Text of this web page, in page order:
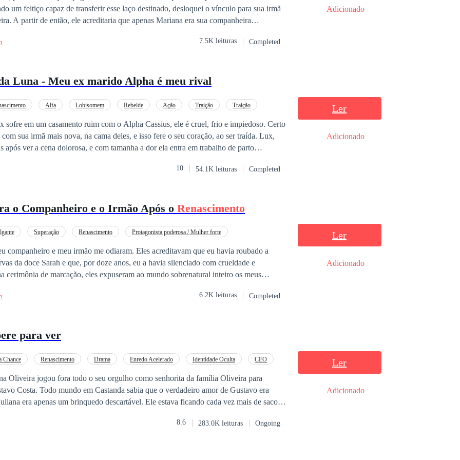
um feitiço capaz de transferir esse laço destinado, desloquei o vínculo para sua irmã
A partir de então, ele acreditaria que apenas Mariana era sua companheira
mãos, o vestido luxuoso que havia sido confeccionado ao longo de meio ano.
para os estudos avançados em Harvard. Na minha vida passada, após vinte anos
— apenas para que, após a morte, pudesse ser enterrado ao lado de Mariana.
serei o meu próprio orgulho e jamais olharei para trás.
7.5K leituras Completed
Adicionado
Luna - Meu ex marido Alpha é meu rival
Alfa Lobisomem Rebelde Ação Traição
Traição
sofre em um casamento ruim com o Alpha Cassius, ele é cruel, frio e impiedoso. Certo
sua irmã mais nova, na cama deles, e isso fere o seu coração, ao ser traída. Lux,
após ver a cena dolorosa, e com tamanha a dor ela entra em trabalho de parto
vida. Ela faz parte de uma matilha inimiga a do seu ex marido, e tem a chance de
a matilha de Zane.
10 54.1K leituras Completed
Ler
Adicionado
o Companheiro e o Irmão Após o Renascimento
Superação Renascimento
Protagonista poderosa / Mulher forte
companheiro e meu irmão me odiaram. Eles acreditavam que eu havia roubado a
da doce Sarah e que, por doze anos, eu a havia silenciado com crueldade e
cerimônia de marcação, eles expuseram ao mundo sobrenatural inteiro os meus
ervas de Sarah! Mas Sarah, entre lágrimas, sorriu docemente: — A fórmula já não
água prateada sobre minha cabeça. No desespero, arrastei Sarah comigo para a
lâmina de prata, enquanto sorria e perguntava: — Já pensou em como vai me pedir
o que são cortes de verdade.
6.2K leituras Completed
Ler
Adicionado
para ver
Chance Renascimento Drama Enredo Acelerado Identidade Oculta
CEO
Oliveira jogou fora todo o seu orgulho como senhorita da família Oliveira para
Costa. Todo mundo em Castanda sabia que o verdadeiro amor de Gustavo era
era apenas um brinquedo descartável. Ele estava ficando cada vez mais de saco
determinada a se livrar de Gustavo, fechando um acordo de divórcio com ele. Mas o
8.6 283.0K leituras Ongoing
Ler
Adicionado